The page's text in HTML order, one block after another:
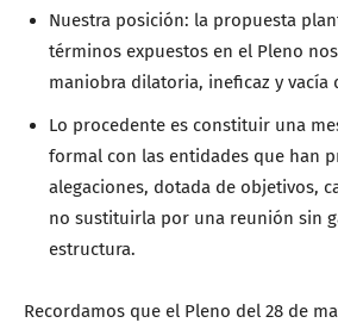
Nuestra posición: la propuesta
términos expuestos en el Pleno
maniobra dilatoria, ineficaz y vacía
Lo procedente es constituir una
formal con las entidades que han
alegaciones, dotada de objetivos,
no sustituirla por una reunión sin
estructura.
Recordamos que el Pleno del 28 de